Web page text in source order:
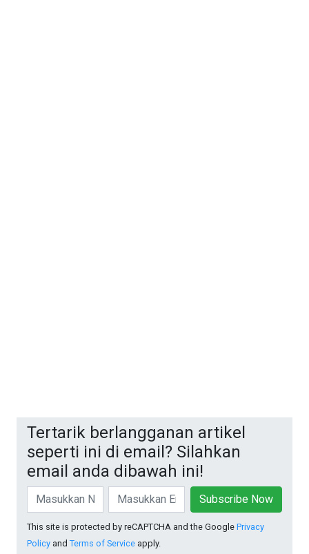
Tertarik berlangganan artikel
seperti ini di email? Silahkan
email anda dibawah ini!
Subscribe Now
This site is protected by reCAPTCHA and the Google Privacy
Policy and Terms of Service apply.